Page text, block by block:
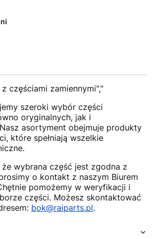
częściami zamiennymi","
szeroki wybór części
oryginalnych, jak i
asortyment obejmuje produkty
które spełniają wszelkie
wybrana część jest zgodna z
o kontakt z naszym Biurem
pomożemy w weryfikacji i
części. Możesz skontaktować
bok@raiparts.pl.